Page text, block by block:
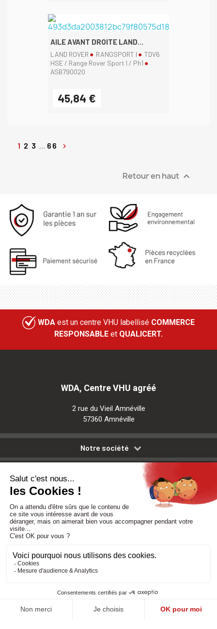
AILE AVANT DROITE LAND...
LAND ROVER RANGSPORT I
TDV6
HSE / Range Rover Sport I / Ph1
ASB790020
45,84 €
1 2 3 66 
Retour en haut 
WDA est un centre VHU labellisé COMMERCE
RESPONSABLE et QUALICERT.
WDA, Centre VHU agréé
2 rue du Vieil Amnéville
57360 Amnéville
Notre société
Politique de confidentialité- Mentions légales